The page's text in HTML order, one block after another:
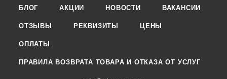
БЛОГ АКЦИИ НОВОСТИ ВАКАНСИИ
ОТЗЫВЫ РЕКВИЗИТЫ ЦЕНЫ
ОПЛАТЫ
ПРАВИЛА ВОЗВРАТА ТОВАРА И ОТКАЗА ОТ УСЛУГ